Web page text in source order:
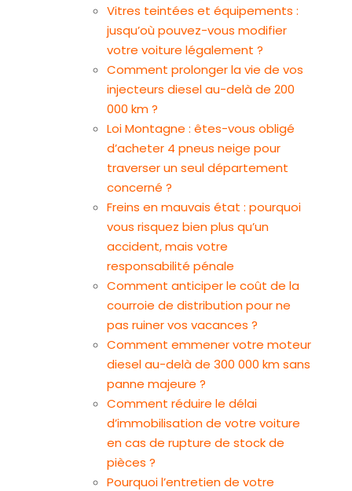
Vitres teintées et équipements :
jusqu’où pouvez-vous modifier
votre voiture légalement ?
Comment prolonger la vie de vos
injecteurs diesel au-delà de 200
000 km ?
Loi Montagne : êtes-vous obligé
d’acheter 4 pneus neige pour
traverser un seul département
concerné ?
Freins en mauvais état : pourquoi
vous risquez bien plus qu’un
accident, mais votre
responsabilité pénale
Comment anticiper le coût de la
courroie de distribution pour ne
pas ruiner vos vacances ?
Comment emmener votre moteur
diesel au-delà de 300 000 km sans
panne majeure ?
Comment réduire le délai
d’immobilisation de votre voiture
en cas de rupture de stock de
pièces ?
Pourquoi l’entretien de votre